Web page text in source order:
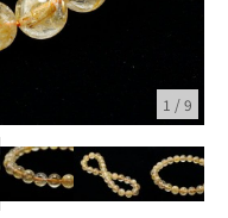
1 /9